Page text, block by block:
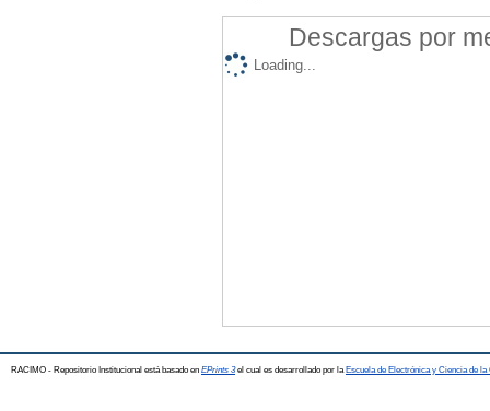
Descargas por
Loading...
RACIMO - Repositorio Institucional está basado en EPrints 3el cual es desarrollado por la Escuela de Electrónica y Ciencia de la